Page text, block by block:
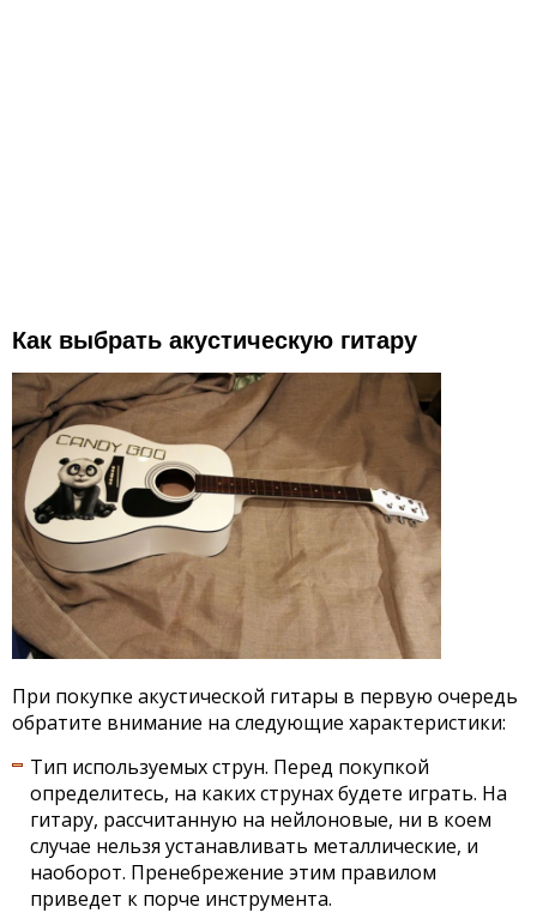
Как выбрать акустическую гитару
При покупке акустической гитары в первую очередь
обратите внимание на следующие характеристики:
Тип используемых струн. Перед покупкой
определитесь, на каких струнах будете играть. На
гитару, рассчитанную на нейлоновые, ни в коем
случае нельзя устанавливать металлические, и
наоборот. Пренебрежение этим правилом
приведет к порче инструмента.